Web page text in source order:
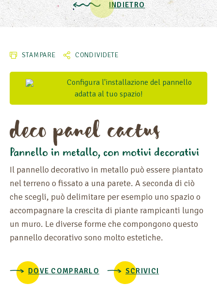
INDIETRO
STAMPARE CONDIVIDETE
Configura l'installazione del pannello
adatta al tuo spazio!
deco panel cactus
Pannello in metallo, con motivi decorativi
Il pannello decorativo in metallo può essere piantato
nel terreno o fissato a una parete. A seconda di ciò
che scegli, può delimitare per esempio uno spazio o
accompagnare la crescita di piante rampicanti lungo
un muro. Le diverse forme che compongono questo
pannello decorativo sono molto estetiche.
DOVE COMPRARLO SCRIVICI
DENOMINAZIONE
MISURA
SPESSORE
PESO
ALTEZZA
LUNGHEZZA